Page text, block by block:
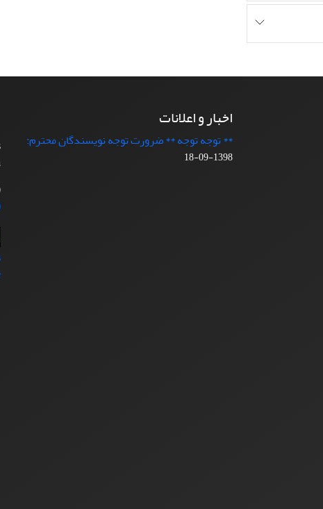
اخبار و اعلانات
** توجه توجه ** ضرورت توجه نویسندگان محترم:
1398-09-18